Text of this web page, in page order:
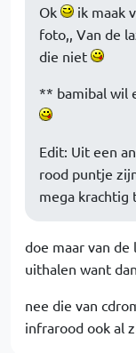
Ok
ik maak
foto,, Van de
die niet
** bamibal wil
Edit: Uit een
rood puntje
mega krachtig
doe maar van
uithalen want
nee die van
infrarood ook al